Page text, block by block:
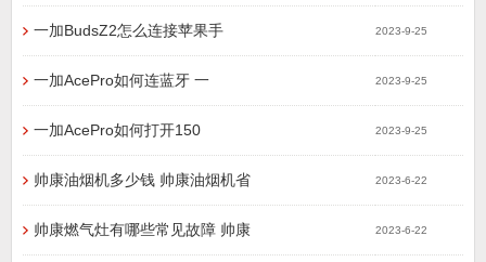
一加BudsZ2怎么连接苹果手 2023-9-25
一加AcePro如何连蓝牙 一 2023-9-25
一加AcePro如何打开150 2023-9-25
帅康油烟机多少钱 帅康油烟机省 2023-6-22
帅康燃气灶有哪些常见故障 帅康 2023-6-22